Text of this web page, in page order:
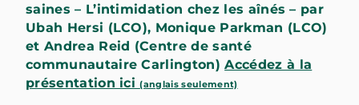
saines – L’intimidation chez les aînés – par
Ubah Hersi (LCO), Monique Parkman (LCO)
et Andrea Reid (Centre de santé
communautaire Carlington)Accédez à la
présentation ici(anglais seulement)